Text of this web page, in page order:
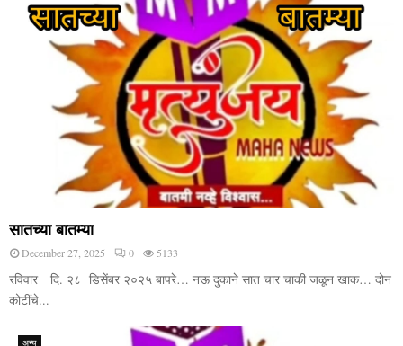
सातच्या बातम्या
December 27, 2025 0 5133
रविवार दि. २८ डिसेंबर २०२५ बापरे… नऊ दुकाने सात चार चाकी जळून खाक… दोन
कोटींचे...
अन्य